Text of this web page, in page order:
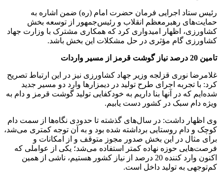
رئیس ستاد اجرایی فرمان حضرت امام (ره) ضمن اشاره به
حمایت‌های رهبرمعظم انقلاب و رئیس‌جمهور از توسعه بخش
کشاورزی، اظهار امیدواری کرد که همکاری مشترک با وزارت جهاد
کشاورزی گام مؤثری در حل مشکلات این بخش باشد.
تامین 20 درصد نیاز گوشت قرمز از مسیر واردات
غلامرضا نوری قزلجه وزیر جهاد کشاورزی نیز در این ارتباط تصریح
کرد: با تجربه اجرای طرح تولید در دیمزارها وارد دو مسیر جدید
شده‌ایم که در آنها بنا داریم به خودکفایی تولید گوشت قرمز و دام به
ویژه دام سبک در کشور دست یابیم.
وی اظهار داشت: در سال‌های گذشته تا حدودی نگاه‌ها از سمت دام
کوچک و دام روستایی برداشته شده بود و به آن توجه کمتری می‌شد،
برای مثال در این بخش صدور مجوز متوقف و از امکانات و
فرصت‌هایی حوزه نهاده کمتر استفاده می‌شد؛ یکی از عواملی که
اکنون وارد کننده 20 درصد از نیاز کشور هستیم، ناشی از همین
کم‌توجهی به تولید داخل است.